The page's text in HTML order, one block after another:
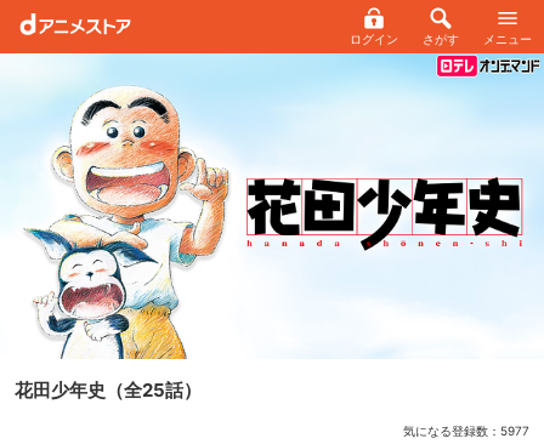
ログイン さがす メニュー
花田少年史 （全25話）
気になる登録数： 5977